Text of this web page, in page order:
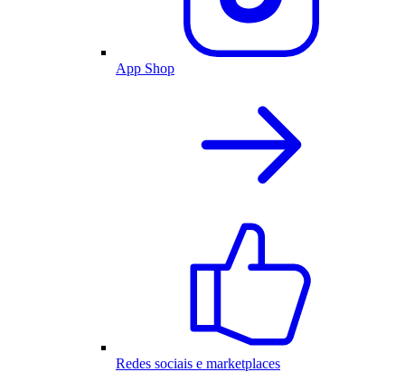
App Shop
Redes sociais e marketplaces